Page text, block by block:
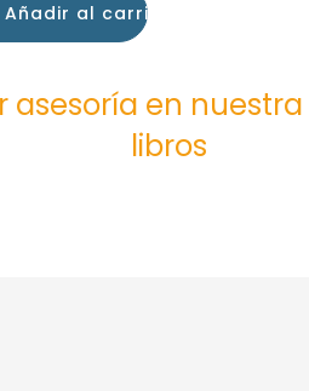
Añadir al carrito
asesoría en
libros